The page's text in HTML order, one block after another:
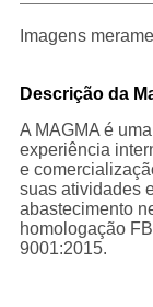
Imagens
Descrição da
A MAGMA é
experiência
e
suas atividades
abastecimento
homologação
9001:2015.